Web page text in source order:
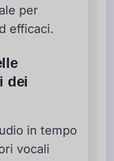
per
efficaci.
dei
in tempo
vocali